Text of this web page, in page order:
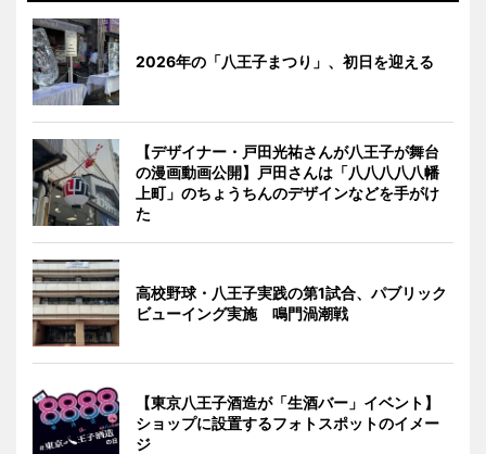
2026年の「八王子まつり」、初日を迎える
【デザイナー・戸田光祐さんが八王子が舞台
の漫画動画公開】戸田さんは「八八八八八幡
上町」のちょうちんのデザインなどを手がけ
た
高校野球・八王子実践の第1試合、パブリック
ビューイング実施 鳴門渦潮戦
【東京八王子酒造が「生酒バー」イベント】
ショップに設置するフォトスポットのイメー
ジ